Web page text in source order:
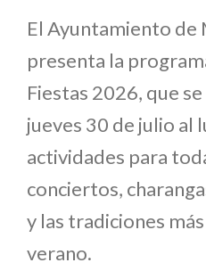
El Ayuntamiento de
presenta la
Fiestas 2026, que
jueves 30 de julio al
actividades para
conciertos,
y las tradiciones
verano.